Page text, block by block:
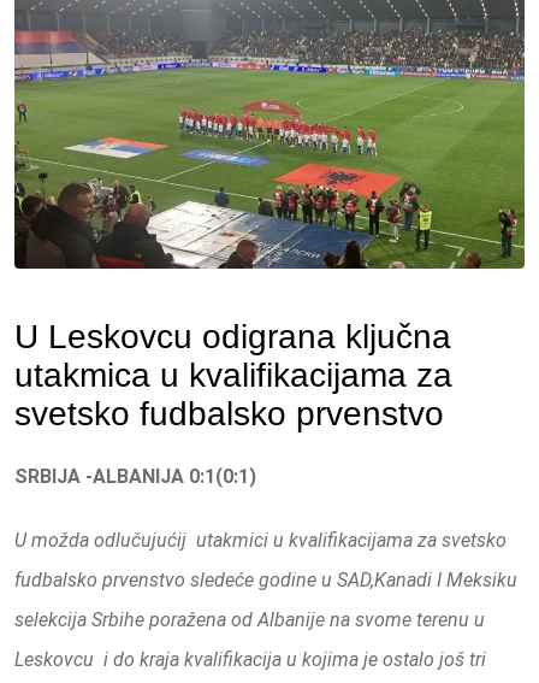
U Leskovcu odigrana ključna
utakmica u kvalifikacijama za
svetsko fudbalsko prvenstvo
SRBIJA -ALBANIJA 0:1(0:1)
U možda odlučujućij utakmici u kvalifikacijama za svetsko
fudbalsko prvenstvo sledeće godine u SAD,Kanadi I Meksiku
selekcija Srbihe poražena od Albanije na svome terenu u
Leskovcu i do kraja kvalifikacija u kojima je ostalo još tri